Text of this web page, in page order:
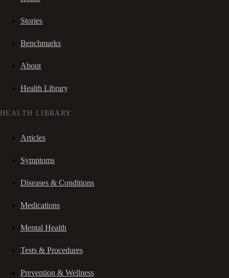
Stories
Benchmarks
About
Health Library
HEALTH LIBRARY
Articles
Symptoms
Diseases & Conditions
Medications
Mental Health
Tests & Procedures
Prevention & Wellness